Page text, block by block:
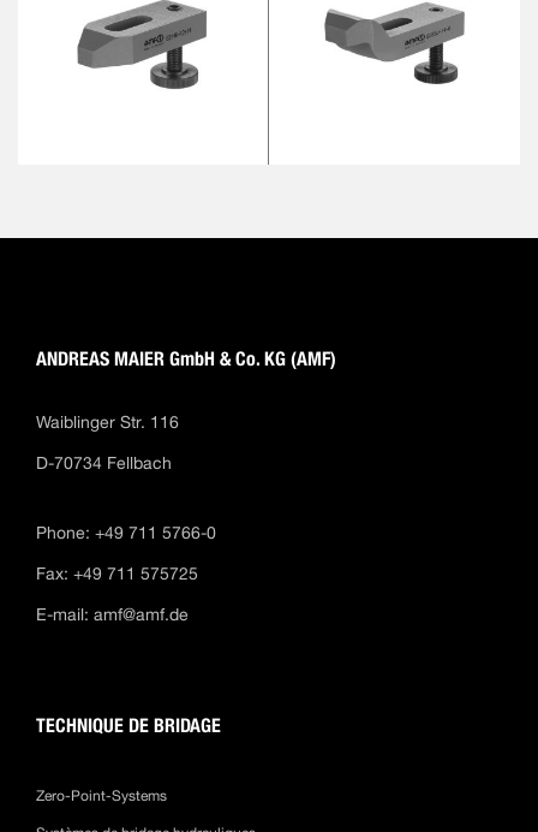
ANDREAS MAIER GmbH & Co. KG (AMF)
Waiblinger Str. 116
D-70734 Fellbach
Phone: +49 711 5766-0
Fax: +49 711 575725
E-mail: amf@amf.de
TECHNIQUE DE BRIDAGE
Zero-Point-Systems